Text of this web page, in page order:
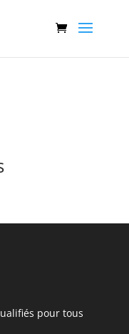
pour tous